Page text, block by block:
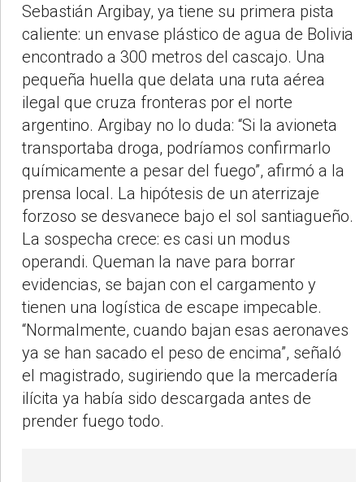
Sebastián Argibay, ya tiene su primera pista
caliente: un envase plástico de agua de Bolivia
encontrado a 300 metros del cascajo. Una
pequeña huella que delata una ruta aérea
ilegal que cruza fronteras por el norte
argentino. Argibay no lo duda: “Si la avioneta
transportaba droga, podríamos confirmarlo
químicamente a pesar del fuego”, afirmó a la
prensa local. La hipótesis de un aterrizaje
forzoso se desvanece bajo el sol santiagueño.
La sospecha crece: es casi un modus
operandi. Queman la nave para borrar
evidencias, se bajan con el cargamento y
tienen una logística de escape impecable.
“Normalmente, cuando bajan esas aeronaves
ya se han sacado el peso de encima”, señaló
el magistrado, sugiriendo que la mercadería
ilícita ya había sido descargada antes de
prender fuego todo.